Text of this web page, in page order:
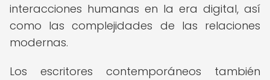
interacciones humanas en la era digital, así
como las complejidades de las relaciones
modernas.
Los escritores contemporáneos también